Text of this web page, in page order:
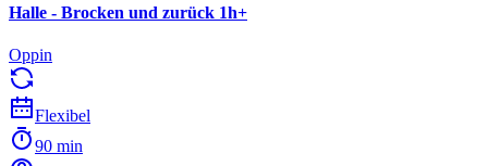
Halle - Brocken und zurück 1h+
Oppin
Flexibel
90 min